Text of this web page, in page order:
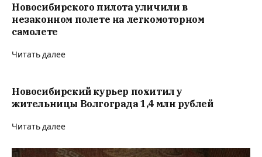
Новосибирского пилота уличили в
незаконном полете на легкомоторном
самолете
Читать далее
Новосибирский курьер похитил у
жительницы Волгограда 1,4 млн рублей
Читать далее